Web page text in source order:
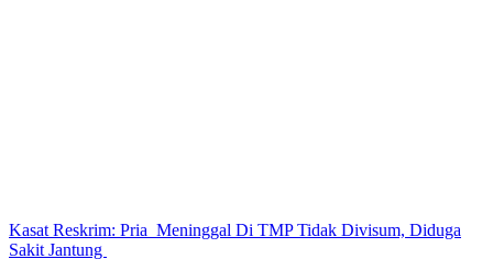
Kasat Reskrim: Pria Meninggal Di TMP Tidak Divisum, Diduga
Sakit Jantung